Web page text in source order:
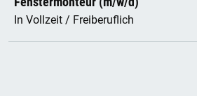
In Vollzeit / Freiberuflich